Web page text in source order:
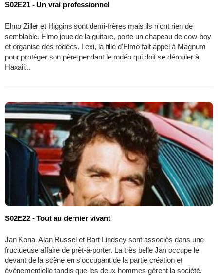
S02E21 - Un vrai professionnel
Elmo Ziller et Higgins sont demi-frères mais ils n'ont rien de
semblable. Elmo joue de la guitare, porte un chapeau de cow-boy
et organise des rodéos. Lexi, la fille d'Elmo fait appel à Magnum
pour protéger son père pendant le rodéo qui doit se dérouler à
Haxaii...
S02E22 - Tout au dernier vivant
Jan Kona, Alan Russel et Bart Lindsey sont associés dans une
fructueuse affaire de prêt-à-porter. La très belle Jan occupe le
devant de la scène en s'occupant de la partie création et
événementielle tandis que les deux hommes gèrent la société.